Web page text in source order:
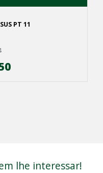
PT 11
lhe interessar!